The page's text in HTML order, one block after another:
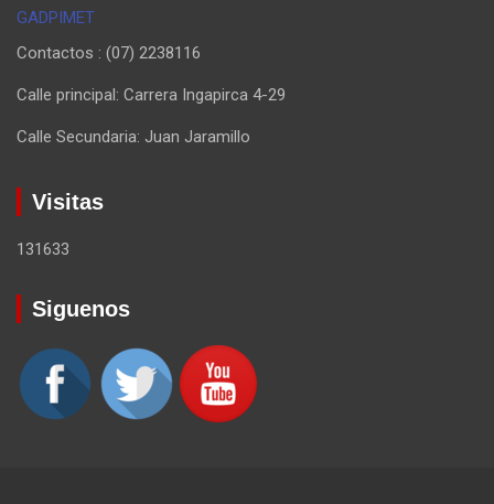
GADPIMET
Contactos : (07) 2238116
Calle principal: Carrera Ingapirca 4-29
Calle Secundaria: Juan Jaramillo
Visitas
131633
Siguenos